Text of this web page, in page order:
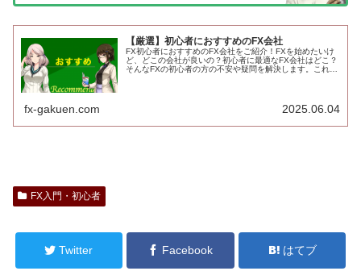
【厳選】初心者におすすめのFX会社
FX初心者におすすめのFX会社をご紹介！FXを始めたいけ
ど、どこの会社が良いの？初心者に最適なFX会社はどこ？
そんなFXの初心者の方の不安や疑問を解決します。これだ
fx-gakuen.com 2025.06.04
FX入門・初心者
Twitter Facebook はてブ